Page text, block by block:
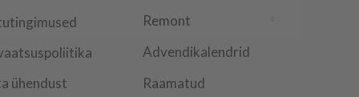
ühendust
Remont
Advendikalendrid
Raamatud